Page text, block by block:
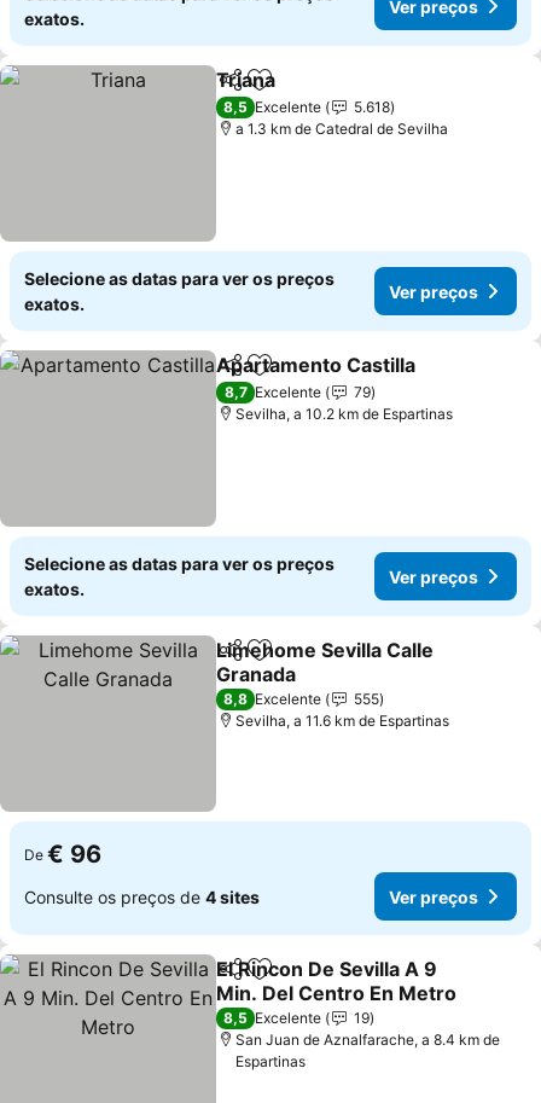
exatos.
Ver preços
PartilharAdicionar aos favoritos
Triana
8,5 Excelente
5.618
a 1.3 km de Catedral de Sevilha
Selecione as datas para ver os preços
exatos.
Ver preços
PartilharAdicionar aos favoritos
Apartamento Castilla
8,7 Excelente
79
Sevilha, a 10.2 km de Espartinas
Selecione as datas para ver os preços
exatos.
Ver preços
PartilharAdicionar aos favoritos
Limehome Sevilla Calle
Granada
Ver preços
8,8 Excelente
555
Sevilha, a 11.6 km de Espartinas
De € 96
Consulte os preços de 4 sites Ver preços
PartilharAdicionar aos favoritos
El Rincon De Sevilla A 9
Min. Del Centro En Metro
Ver preços
8,5 Excelente
19
San Juan de Aznalfarache, a 8.4 km de
Espartinas